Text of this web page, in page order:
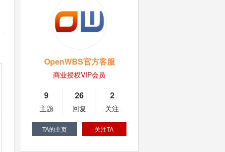
OpenWBS官方客服
商业授权VIP会员
9
主题
26
回复
2
关注
TA的主页 关注TA